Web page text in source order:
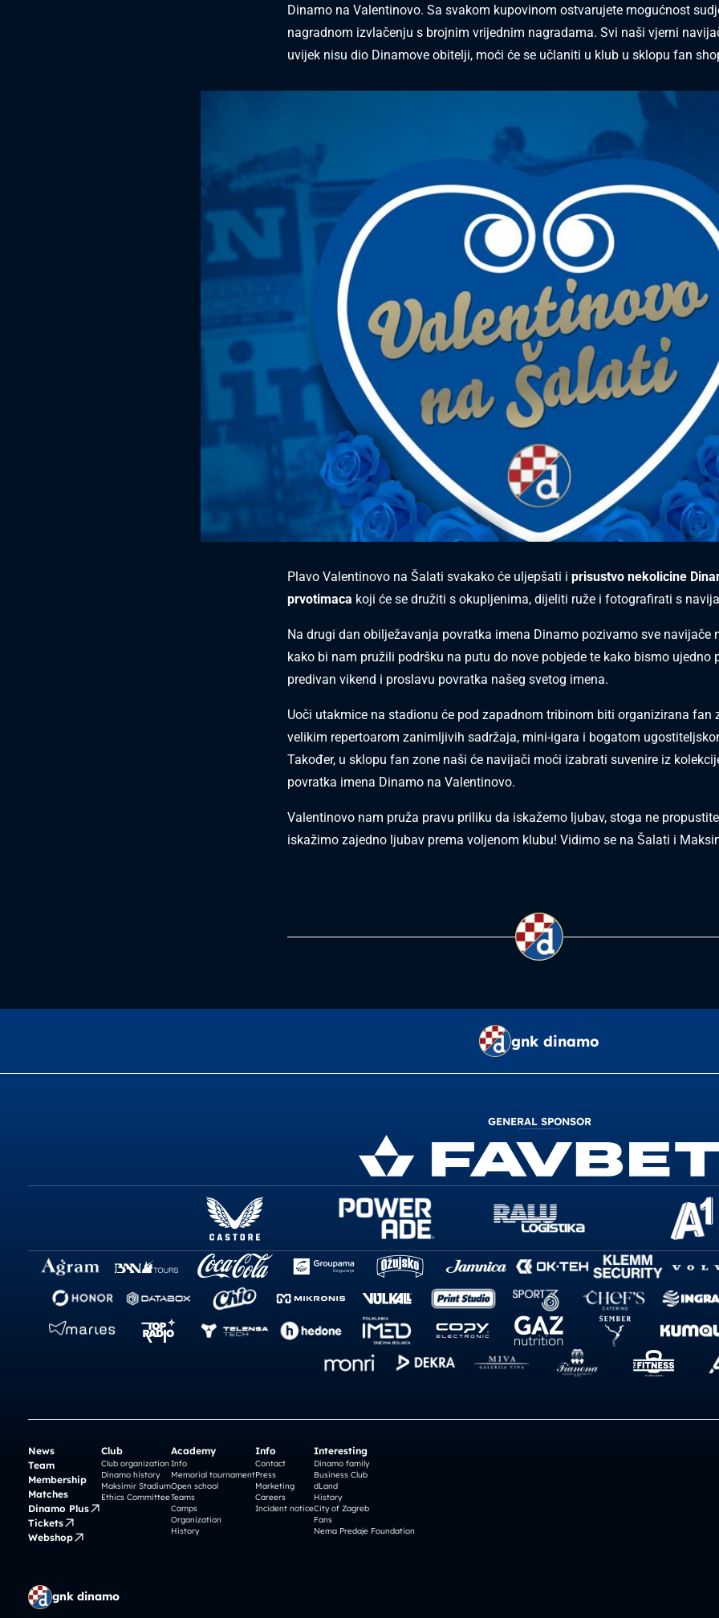
Dinamo na Valentinovo. Sa svakom kupovinom ostvarujete mogućnost
nagradnom izvlačenju s brojnim vrijednim nagradama. Svi naši vjerni
uvijek nisu dio Dinamove obitelji, moći će se učlaniti u klub u sklopu fan
Plavo Valentinovo na Šalati svakako će uljepšati i prisustvo nekolicine
prvotimaca koji će se družiti s okupljenima, dijeliti ruže i fotografirati s
Na drugi dan obilježavanja povratka imena Dinamo pozivamo sve navijače
kako bi nam pružili podršku na putu do nove pobjede te kako bismo ujedno
predivan vikend i proslavu povratka našeg svetog imena.
Uoči utakmice na stadionu će pod zapadnom tribinom biti organizirana fan
velikim repertoarom zanimljivih sadržaja, mini-igara i bogatom
Također, u sklopu fan zone naši će navijači moći izabrati suvenire iz
povratka imena Dinamo na Valentinovo.
Valentinovo nam pruža pravu priliku da iskažemo ljubav, stoga ne
iskažimo zajedno ljubav prema voljenom klubu! Vidimo se na Šalati i
gnk dinamo
GENERAL SPONSOR
News
Team
Membership
Matches
Dinamo Plus
Tickets
Webshop
Club
Club organization
Dinamo history
Maksimir Stadium
Ethics Committee
Academy
Info
Memorial tournament
Open school
Teams
Camps
Organization
History
Info
Contact
Press
Marketing
Careers
Incident notice
Interesting
Dinamo family
Business Club
dLand
History
City of Zagreb
Fans
Nema Predaje Foundation
gnk dinamo